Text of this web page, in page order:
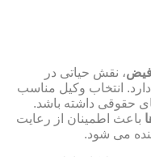
فیض، نقش حیاتی در
انتخاب وکیل مناسب
حقوقی داشته باشد.
باعث اطمینان از رعایت
می شود.